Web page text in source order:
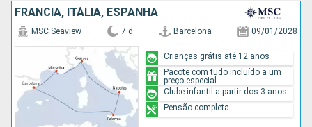
FRANCIA, ITÁLIA, ESPANHA
MSC Seaview 7 d Barcelona 09/01/2028
Crianças grátis até 12 anos
Pacote com tudo incluído a um
preço especial
Clube infantil a partir dos 3 anos
Pensão completa